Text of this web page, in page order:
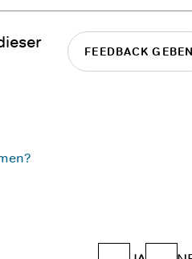
FEEDBACK GEBEN